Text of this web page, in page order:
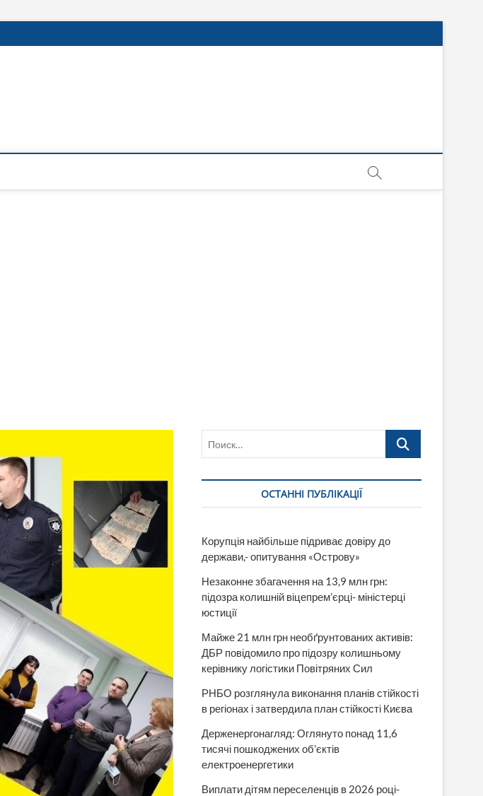
Поиск…
ОСТАННІ ПУБЛІКАЦІЇ
Корупція найбільше підриває довіру до
держави,- опитування «Острову»
Незаконне збагачення на 13,9 млн грн:
підозра колишній віцепрем’єрці- міністерці
юстиції
Майже 21 млн грн необґрунтованих активів:
ДБР повідомило про підозру колишньому
керівнику логістики Повітряних Сил
РНБО розглянула виконання планів стійкості
в регіонах і затвердила план стійкості Києва
Держенергонагляд: Оглянуто понад 11,6
тисячі пошкоджених об’єктів
електроенергетики
Виплати дітям переселенців в 2026 році-